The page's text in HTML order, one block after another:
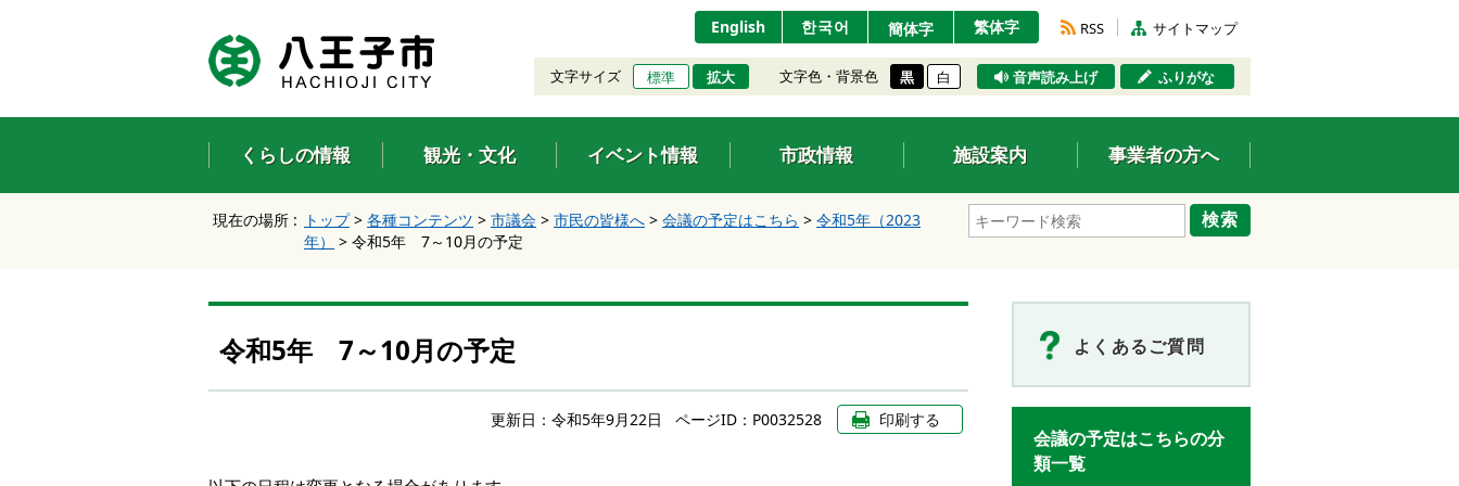
ン
タ
ー
キ
ナ
ビ
ョ
を
キ
て
English 한국어 簡体字 繁体字 RSS サイトマップ
文字サイズ 標準 拡大 文字色・背景色 黒 白 音声読み上げ ふりがな
くらしの情報 観光・文化 イベント情報 市政情報 施設案内 事業者の方へ
検索
現在の場所 : トップ> 各種コンテンツ > 市議会 > 市民の皆様へ > 会議の予定はこちら > 令和5年（2023
年）
> 令和5年 7～10月の予定
令和5年 7～10月の予定
更新日： 令和5年9月22日 ページID：P0032528 印刷する
よくあるご質問
会議の予定はこちらの分
類一覧